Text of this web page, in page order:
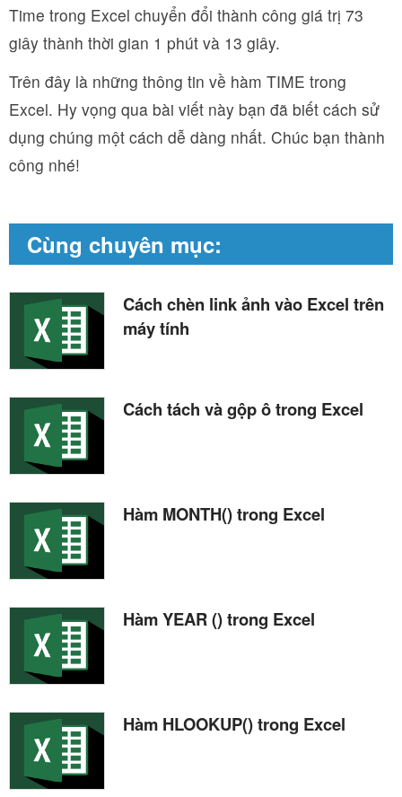
Time trong Excel chuyển đổi thành công giá trị 73
giây thành thời gian 1 phút và 13 giây.
Trên đây là những thông tin về hàm TIME trong
Excel. Hy vọng qua bài viết này bạn đã biết cách sử
dụng chúng một cách dễ dàng nhất. Chúc bạn thành
công nhé!
Cùng chuyên mục:
Cách chèn link ảnh vào Excel trên
máy tính
Cách tách và gộp ô trong Excel
Hàm MONTH() trong Excel
Hàm YEAR () trong Excel
Hàm HLOOKUP() trong Excel